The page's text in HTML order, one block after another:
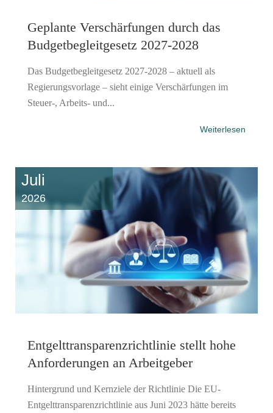
Geplante Verschärfungen durch das
Budgetbegleitgesetz 2027-2028
Das Budgetbegleitgesetz 2027-2028 – aktuell als
Regierungsvorlage – sieht einige Verschärfungen im
Steuer-, Arbeits- und...
Weiterlesen
Juli
2026
Entgelttransparenz​­richtlinie stellt hohe
Anforderungen an Arbeitgeber
Hintergrund und Kernziele der Richtlinie Die EU-
Entgelttransparenzrichtlinie aus Juni 2023 hätte bereits